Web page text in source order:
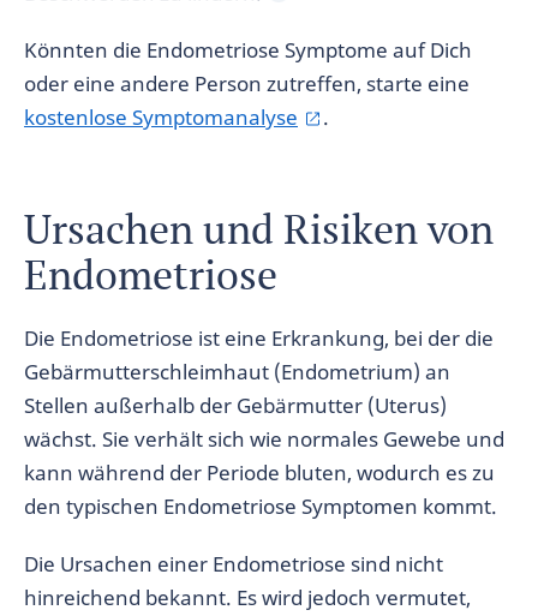
Könnten die Endometriose Symptome auf Dich
oder eine andere Person zutreffen, starte eine
kostenlose Symptomanalyse
.
Ursachen und Risiken von
Endometriose
Die Endometriose ist eine Erkrankung, bei der die
Gebärmutterschleimhaut (Endometrium) an
Stellen außerhalb der Gebärmutter (Uterus)
wächst. Sie verhält sich wie normales Gewebe und
kann während der Periode bluten, wodurch es zu
den typischen Endometriose Symptomen kommt.
Die Ursachen einer Endometriose sind nicht
hinreichend bekannt. Es wird jedoch vermutet,